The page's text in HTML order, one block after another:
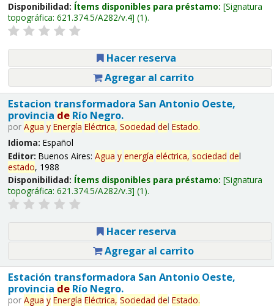
Disponibilidad: Ítems disponibles para préstamo: Signatura
topográfica: 621.374.5/A282/v.4 (1).
Hacer reserva
Agregar al carrito
Estacion transformadora San Antonio Oeste,
provincia deRío Negro.
por Agua y Energía Eléctrica, Sociedad del Estado.
Idioma: Español
Editor: Buenos Aires: Agua y energía eléctrica, sociedad del
estado, 1988
Disponibilidad: Ítems disponibles para préstamo: Signatura
topográfica: 621.374.5/A282/v.3 (1).
Hacer reserva
Agregar al carrito
Estación transformadora San Antonio Oeste,
provincia deRío Negro.
por Agua y Energía Eléctrica, Sociedad del Estado.